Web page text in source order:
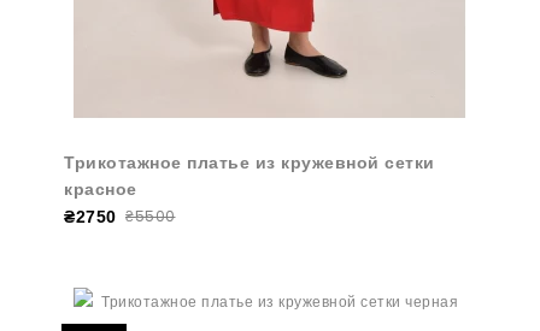
Трикотажное платье из кружевной сетки
красное
₴2750 ₴5500